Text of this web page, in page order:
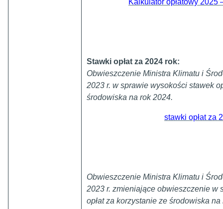
Kalkulator opłatowy 2025
Stawki opłat za 2024 rok:
Obwieszczenie Ministra Klimatu i
2023 r. w sprawie wysokości stawek
środowiska na rok 2024.
stawki opłat za
Obwieszczenie Ministra Klimatu i
2023 r. zmieniające obwieszczenie w
opłat za korzystanie ze środowiska na